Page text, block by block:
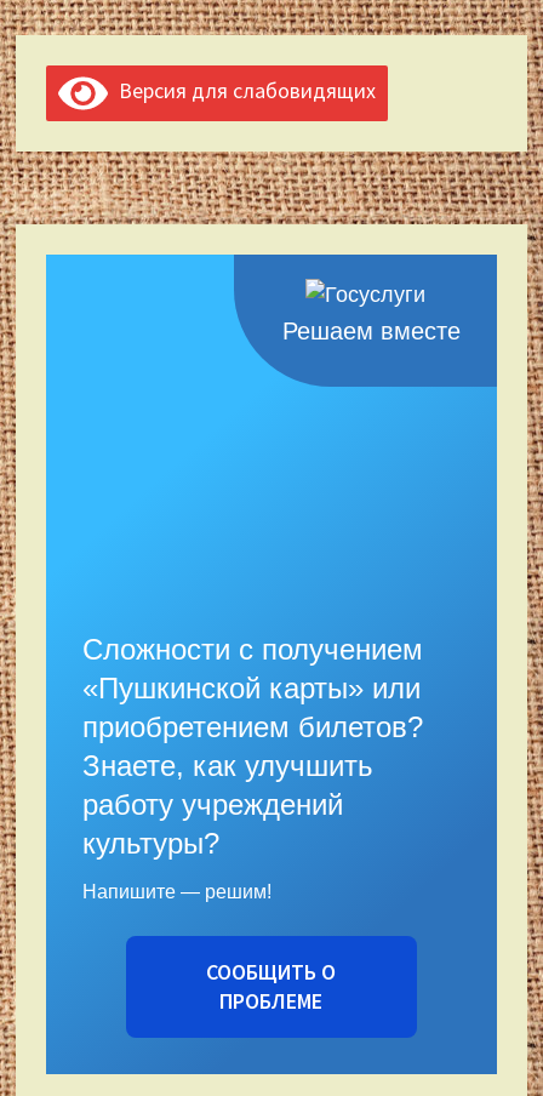
Версия для слабовидящих
Решаем вместе
Сложности с получением
«Пушкинской карты» или
приобретением билетов?
Знаете, как улучшить
работу учреждений
культуры?
Напишите — решим!
СООБЩИТЬ О
ПРОБЛЕМЕ